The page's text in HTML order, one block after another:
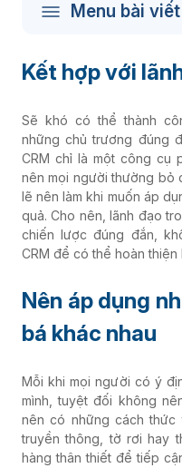
Menu bài viết
Kết hợp với
Sẽ khó có thể thành
những chủ trương đúng
CRM chỉ là một công cụ
nên mọi người thường bỏ
lẽ nên làm khi muốn áp
quả. Cho nên, lãnh đạo
chiến lược đúng đắn,
CRM để có thể hoàn
Nên áp dụng
bá khác nhau
Mỗi khi mọi người có ý
mình, tuyệt đối không
nên có những cách thức
truyền thông, tờ rơi hay
hàng thân thiết để tiếp